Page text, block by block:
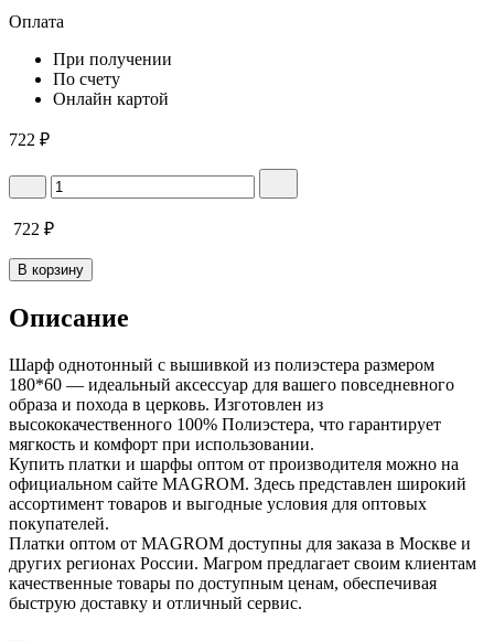
Оплата
При получении
По счету
Онлайн картой
722 ₽
722 ₽
В корзину
Описание
Шарф однотонный с вышивкой из полиэстера размером
180*60 — идеальный аксессуар для вашего повседневного
образа и похода в церковь. Изготовлен из
высококачественного 100% Полиэстера, что гарантирует
мягкость и комфорт при использовании.
Купить платки и шарфы оптом от производителя можно на
официальном сайте MAGROM. Здесь представлен широкий
ассортимент товаров и выгодные условия для оптовых
покупателей.
Платки оптом от MAGROM доступны для заказа в Москве и
других регионах России. Магром предлагает своим клиентам
качественные товары по доступным ценам, обеспечивая
быструю доставку и отличный сервис.